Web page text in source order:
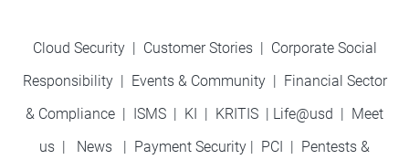
Cloud Security | Customer Stories| Corporate Social
Responsibility| Events & Community | Financial Sector
& Compliance | ISMS | KI | KRITIS | Life@usd | Meet
us | News | Payment Security | PCI | Pentests &